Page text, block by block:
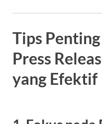
Tips
Press
yang Efektif